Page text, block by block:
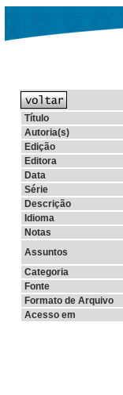
Título
Autoria(s)
Edição
Editora
Data
Série
Descrição
Idioma
Notas
Assuntos
Categoria
Fonte
Formato de Arquivo
Acesso em